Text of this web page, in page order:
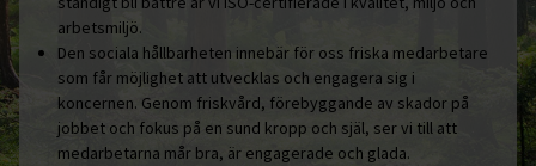
arbetsmiljö.
Den sociala hållbarheten innebär för oss friska medarbetare
som får möjlighet att utvecklas och engagera sig i
koncernen. Genom friskvård, förebyggande av skador på
jobbet och fokus på en sund kropp och själ, ser vi till att
medarbetarna mår bra, är engagerade och glada.